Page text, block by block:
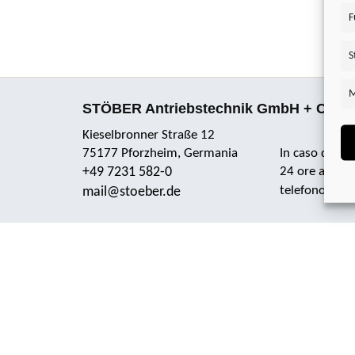
STÖBER Antriebstechnik GmbH + Co.
Kieselbronner Straße 12
75177 Pforzheim, Germania
+49 7231 582-0
mail@stoeber.de
In caso di
24 ore al
telefono: